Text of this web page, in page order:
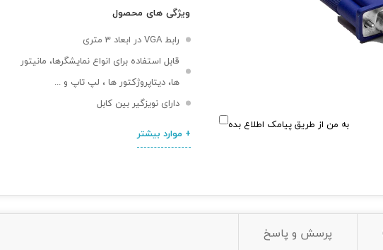
به من از طریق پیامک اطلاع بده
ویژگی های محصول
رابط VGA در ابعاد 3 متری
قابل استفاده برای انواع نمایشگرها، مانیتور
ها، دیتاپروژکتور ها ، لپ تاپ و ...
دارای نویزگیر بین کابل
+ موارد بیشتر
پرسش و پاسخ